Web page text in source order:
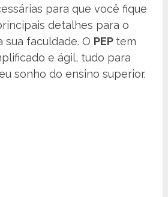
para que você fique
detalhes para o
faculdade. O PEP tem
e ágil, tudo para
sonho do ensino superior.